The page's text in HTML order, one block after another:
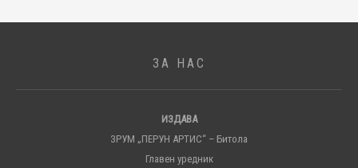
ЗА НАС
ИЗДАВА
ЗРУМ „ПЕРУН АРТИС“ – Битола
Главен уредник